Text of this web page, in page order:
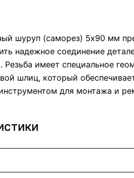
шуруп (саморез) 5х90 мм
надежное соединение
Резьба имеет специальное
шлиц, который
для монтажа и